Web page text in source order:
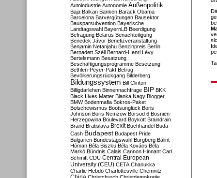
Autoindustrie Autonomie Außenpolitik
Baja Balkan Banken Barack Obama
Barcelona Barvergütungen Bausektor
Bausparsubvention Bayerische
Landtagswahl BayernLB Beerdigung
Befragung Belarus Benachteiligung
Benedek Jávor Benefizveranstaltung
Benjamin Netanjahu Benzinpreis Berlin
Bernadett Széll Bernard-Henri Lévy
Bertelsmann Besatzung
Beschäftigungsprogramme Besetzung
Bethlen-Peyer-Pakt Betrug
Bevölkerungsrückgang Bilderberg
Bildungssystem Bill Clinton
Billigdarlehen Binnennachfrage BIP BKK
Black Lives Matter Blanka Nagy Blogger
BMW Bodenmafia Bokros-Paket
Bolschewismus Bootsunglück Boris
Johnson Boris Nemzow Borsod 6 Bosnien-
Herzegowina Boulevard Boykott Braindrain
Brand Bratislava Brexit Buchhandel Buda-
Cash Budapest Budapest Pride
Bulgarien Bundestagswahl Burgberg Bálint
Hóman Béla Biszku Béla Kovács Béla
Markó Bündnis Calais Cannon Hinnant Carl
Schmitt CDU Central European
University (CEU) CETA Chanukka
Charlie Hebdo Charlottesville Chemnitz